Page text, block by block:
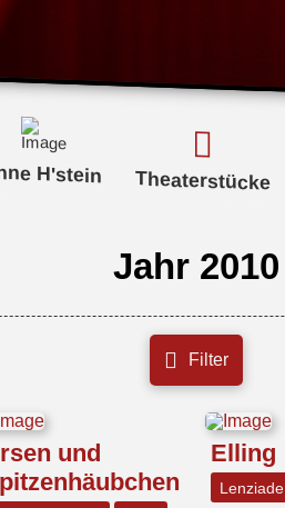
H'stein Theaterstücke
Jahr 2010
Filter
und
Elling
Lenziade